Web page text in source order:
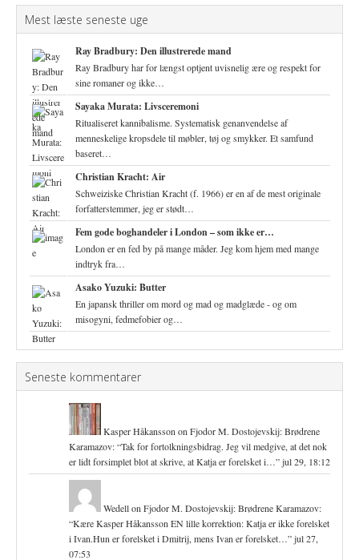
Mest læste seneste uge
Ray Bradbury: Den illustrerede mand
Ray Bradbury har for længst optjent uvisnelig ære og respekt for
sine romaner og ikke…
Sayaka Murata: Livsceremoni
Ritualiseret kannibalisme. Systematisk genanvendelse af
menneskelige kropsdele til møbler, tøj og smykker. Et samfund
baseret…
Christian Kracht: Air
Schweiziske Christian Kracht (f. 1966) er en af de mest originale
forfatterstemmer, jeg er stødt…
Fem gode boghandeler i London – som ikke er…
London er en fed by på mange måder. Jeg kom hjem med mange
indtryk fra…
Asako Yuzuki: Butter
En japansk thriller om mord og mad og madglæde - og om
misogyni, fedmefobier og…
Seneste kommentarer
Kasper Håkansson on Fjodor M. Dostojevskij: Brødrene
Karamazov: “Tak for fortolkningsbidrag. Jeg vil medgive, at det nok
er lidt forsimplet blot at skrive, at Katja er forelsket i…”jul 29, 18:12
Wedellon Fjodor M. Dostojevskij: Brødrene Karamazov:
“Kære Kasper Håkansson EN lille korrektion: Katja er ikke forelsket
i Ivan.Hun er forelsket i Dmitrij, mens Ivan er forelsket…”jul 27,
07:53